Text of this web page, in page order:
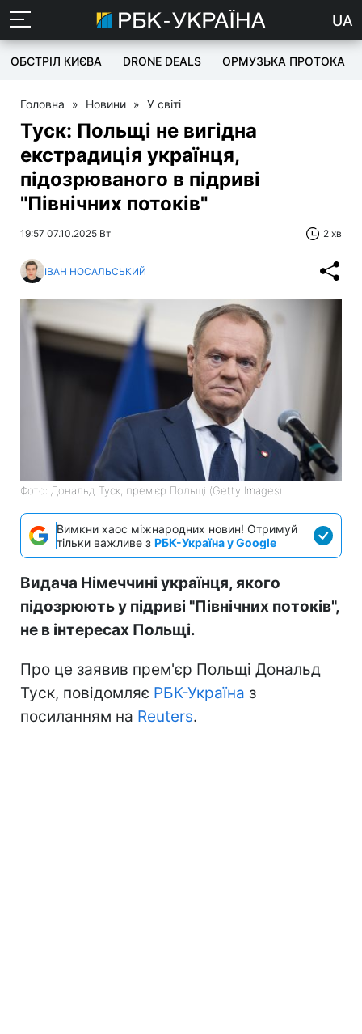
UA
ОБСТРІЛ КИЄВА DRONE DEALS ОРМУЗЬКА ПРОТОКА
Головна » Новини » У світі
Туск: Польщі не вигідна
екстрадиція українця,
підозрюваного в підриві
"Північних потоків"
19:57 07.10.2025 Вт 2 хв
ІВАН НОСАЛЬСЬКИЙ
Фото: Дональд Туск, прем'єр Польщі (Getty Images)
Вимкни хаос міжнародних новин! Отримуй
тільки важливе з РБК-Україна у Google
Видача Німеччині українця, якого
підозрюють у підриві "Північних потоків",
не в інтересах Польщі.
Про це заявив прем'єр Польщі Дональд
Туск, повідомляє РБК-Україна з
посиланням на Reuters.